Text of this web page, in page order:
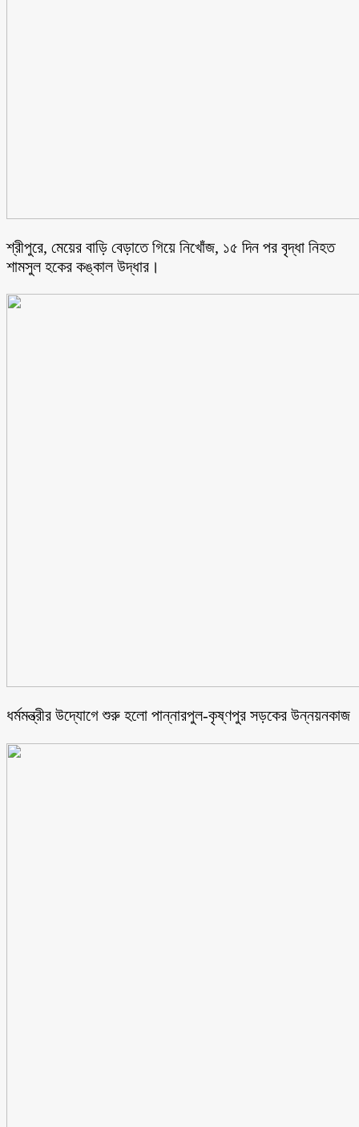
শ্রীপুরে, মেয়ের বাড়ি বেড়াতে গিয়ে নিখোঁজ, ১৫ দিন পর বৃদ্ধা নিহত
শামসুল হকের কঙ্কাল উদ্ধার।
ধর্মমন্ত্রীর উদ্যোগে শুরু হলো পান্নারপুল-কৃষ্ণপুর সড়কের উন্নয়নকাজ